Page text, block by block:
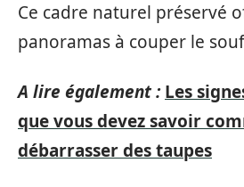
Ce cadre naturel préservé
panoramas à couper le
A lire également : Les
que vous devez savoir
débarrasser des taupes